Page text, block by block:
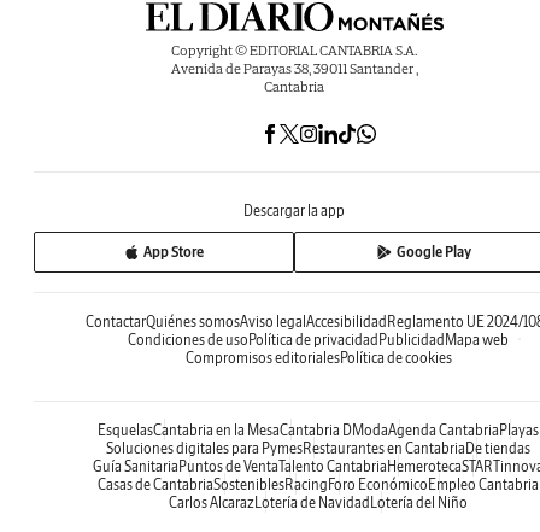
Copyright © EDITORIAL CANTABRIA S.A.
Avenida de Parayas 38, 39011 Santander ,
Cantabria
Descargar la app
App Store Google Play
ContactarQuiénes somosAviso legal Accesibilidad Reglamento UE 2024/
Condiciones de uso Política de privacidad Publicidad Mapa web
Compromisos editorialesPolítica de cookies
EsquelasCantabria en la MesaCantabria DModaAgenda Cantabria Playas
Soluciones digitales para PymesRestaurantes en Cantabria De tiendas
Guía Sanitaria Puntos de VentaTalento Cantabria Hemeroteca
Casas de CantabriaSosteniblesRacing Foro Económico Empleo Cantabria
Carlos Alcaraz Lotería de Navidad Lotería del Niño